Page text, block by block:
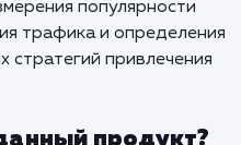
компаний,
позволяет
пользователей
и оптимизировать